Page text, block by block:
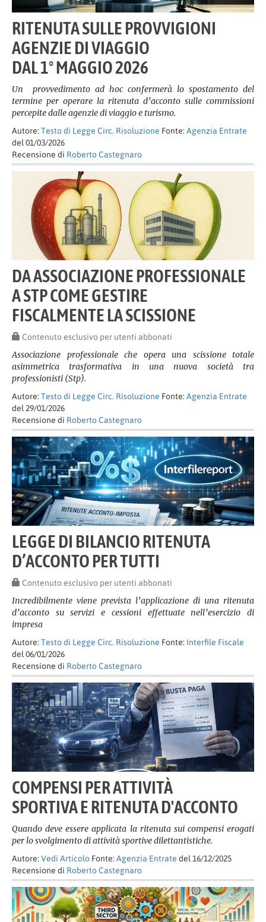
RITENUTA SULLE PROVVIGIONI
AGENZIE DI VIAGGIO
DAL 1° MAGGIO 2026
Un provvedimento ad hoc confermerà lo spostamento del
termine per operare la ritenuta d’acconto sulle commissioni
percepite dalle agenzie di viaggio e turismo.
Autore: Testo di Legge Circ. Risoluzione Fonte: Agenzia Entrate
del 01/03/2026
Recensione di Roberto Castegnaro
DA ASSOCIAZIONE PROFESSIONALE
A STP COME GESTIRE
FISCALMENTE LA SCISSIONE
Contenuto esclusivo per utenti abbonati
Associazione professionale che opera una scissione totale
asimmetrica trasformativa in una nuova società tra
professionisti (Stp).
Autore: Testo di Legge Circ. Risoluzione Fonte: Agenzia Entrate
del 29/01/2026
Recensione di Roberto Castegnaro
LEGGE DI BILANCIO RITENUTA
D’ACCONTO PER TUTTI
Contenuto esclusivo per utenti abbonati
Incredibilmente viene prevista l’applicazione di una ritenuta
d’acconto su servizi e cessioni effettuate nell’esercizio di
impresa
Autore: Testo di Legge Circ. Risoluzione Fonte: Interfile Fiscale
del 06/01/2026
Recensione di Roberto Castegnaro
COMPENSI PER ATTIVITÀ
SPORTIVA E RITENUTA D'ACCONTO
Quando deve essere applicata la ritenuta sui compensi erogati
per lo svolgimento di attività sportive dilettantistiche.
Autore: Vedi Articolo Fonte: Agenzia Entrate del 16/12/2025
Recensione di Roberto Castegnaro